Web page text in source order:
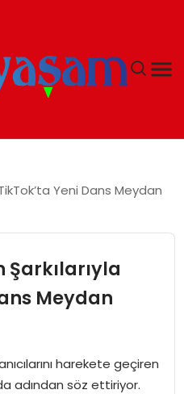
Yeni Dans Meydan
Şarkılarıyla
Meydan
harekete geçiren
adından söz ettiriyor.